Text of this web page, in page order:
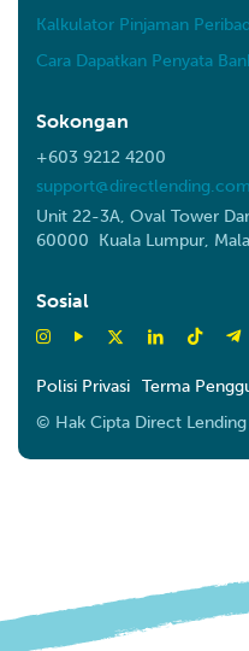
Sokongan
+603 9212 4200
Unit 22-3A, Oval Tower
60000 Kuala Lumpur,
Kalkulator Pinjaman
Cara Dapatkan Penyata
Sosial
© Hak Cipta Direct
Polisi Privasi Terma